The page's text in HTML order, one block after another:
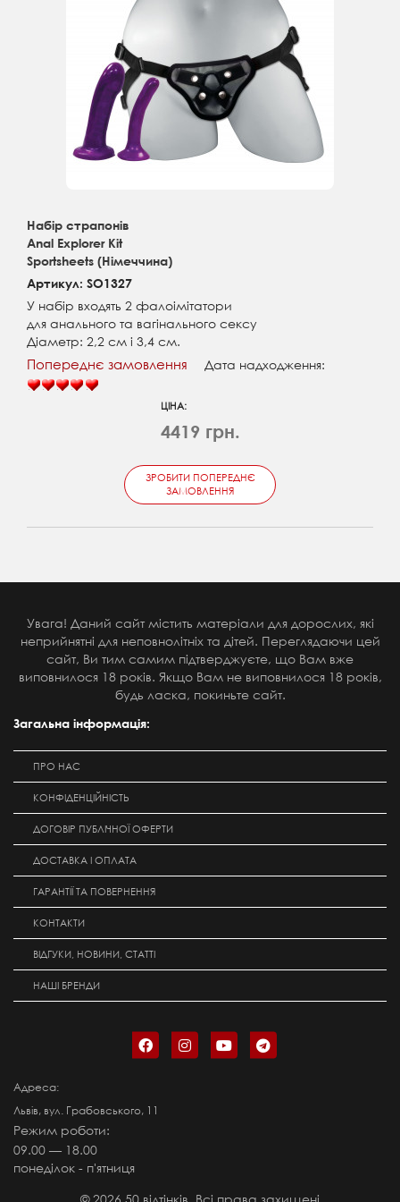
Набір страпонів
Anal Explorer Kit
Sportsheets (Німеччина)
Артикул: SO1327
У набір входять 2 фалоімітатори
для анального та вагінального сексу
Діаметр: 2,2 см і 3,4 см.
Попереднє замовлення Дата надходження:
ЦІНА:
4419 грн.
ЗРОБИТИ ПОПЕРЕДНЄ
ЗАМОВЛЕННЯ
Увага! Даний сайт містить матеріали для дорослих, які
неприйнятні для неповнолітніх та дітей. Переглядаючи цей
сайт, Ви тим самим підтверджуєте, що Вам вже
виповнилося 18 років. Якщо Вам не виповнилося 18 років,
будь ласка, покиньте сайт.
Загальна інформація:
ПРО НАС
КОНФІДЕНЦІЙНІСТЬ
ДОГОВІР ПУБЛІЧНОЇ ОФЕРТИ
ДОСТАВКА І ОПЛАТА
ГАРАНТІЇ ТА ПОВЕРНЕННЯ
КОНТАКТИ
ВІДГУКИ, НОВИНИ, СТАТТІ
НАШІ БРЕНДИ
Адреса:
Львів, вул. Грабовського, 11
Режим роботи:
09.00 — 18.00
понеділок - п'ятниця